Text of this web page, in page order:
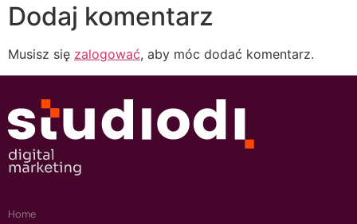
Dodaj komentarz
Musisz się zalogować, aby móc dodać komentarz.
Home